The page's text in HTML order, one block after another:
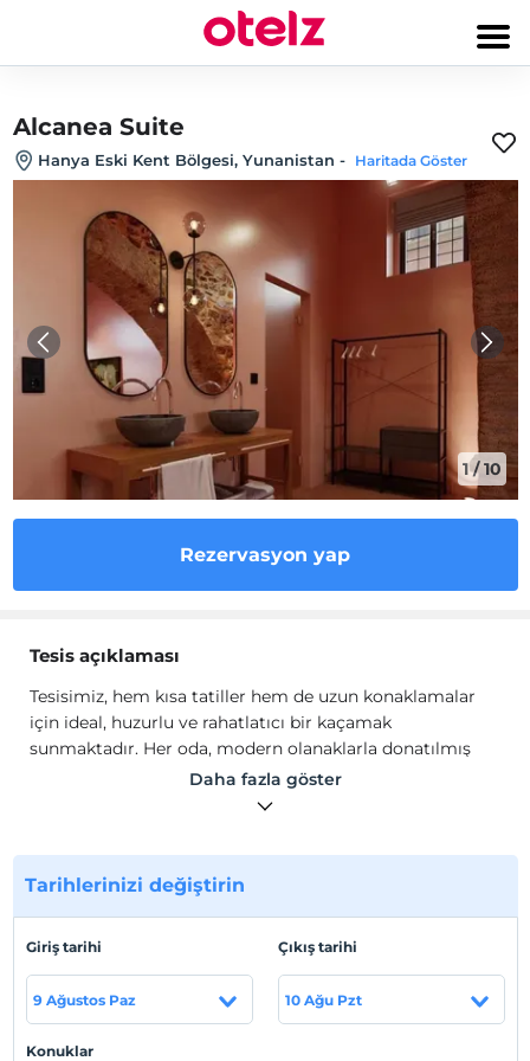
Alcanea Suite
Hanya Eski Kent Bölgesi, Yunanistan - Haritada Göster
1/10
Rezervasyon yap
Tesis açıklaması
Tesisimiz, hem kısa tatiller hem de uzun konaklamalar
için ideal, huzurlu ve rahatlatıcı bir kaçamak
sunmaktadır. Her oda, modern olanaklarla donatılmış
olup, otantik Yunan havasını koruyarak özenle
canlı Eski Şehir'e sadece kısa bir mesafededir. Burada
yerel pazarları, geleneksel tavernalara ve etkileyici tarihi
isteyin, tesisimiz, Girit'teki maceranız için mükemmel bir
başlangıç noktasıdır. Sizi ağırlamayı ve Yunanistan’ın bu
muazzam bölümünde unutulmaz bir konaklama
Daha fazla göster
Tarihlerinizi değiştirin
Giriş tarihi
9 Ağustos Paz
Çıkış tarihi
10 Ağu Pzt
Konuklar